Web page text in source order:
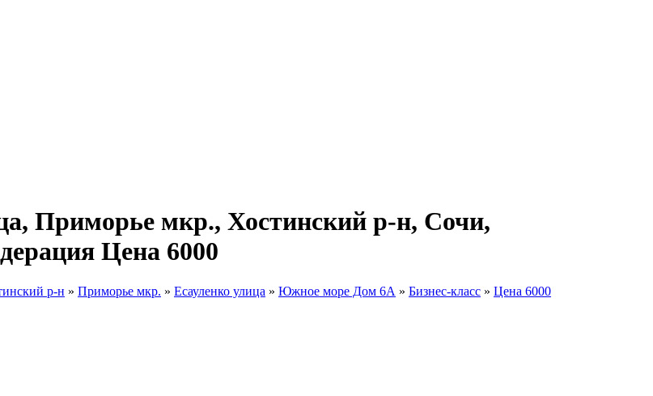
Приморье мкр., Хостинский р-н, Сочи,
Цена 6000
р-н » Приморье мкр. » Есауленко улица » Южное море Дом 6А » Бизнес-класс » Цена 6000